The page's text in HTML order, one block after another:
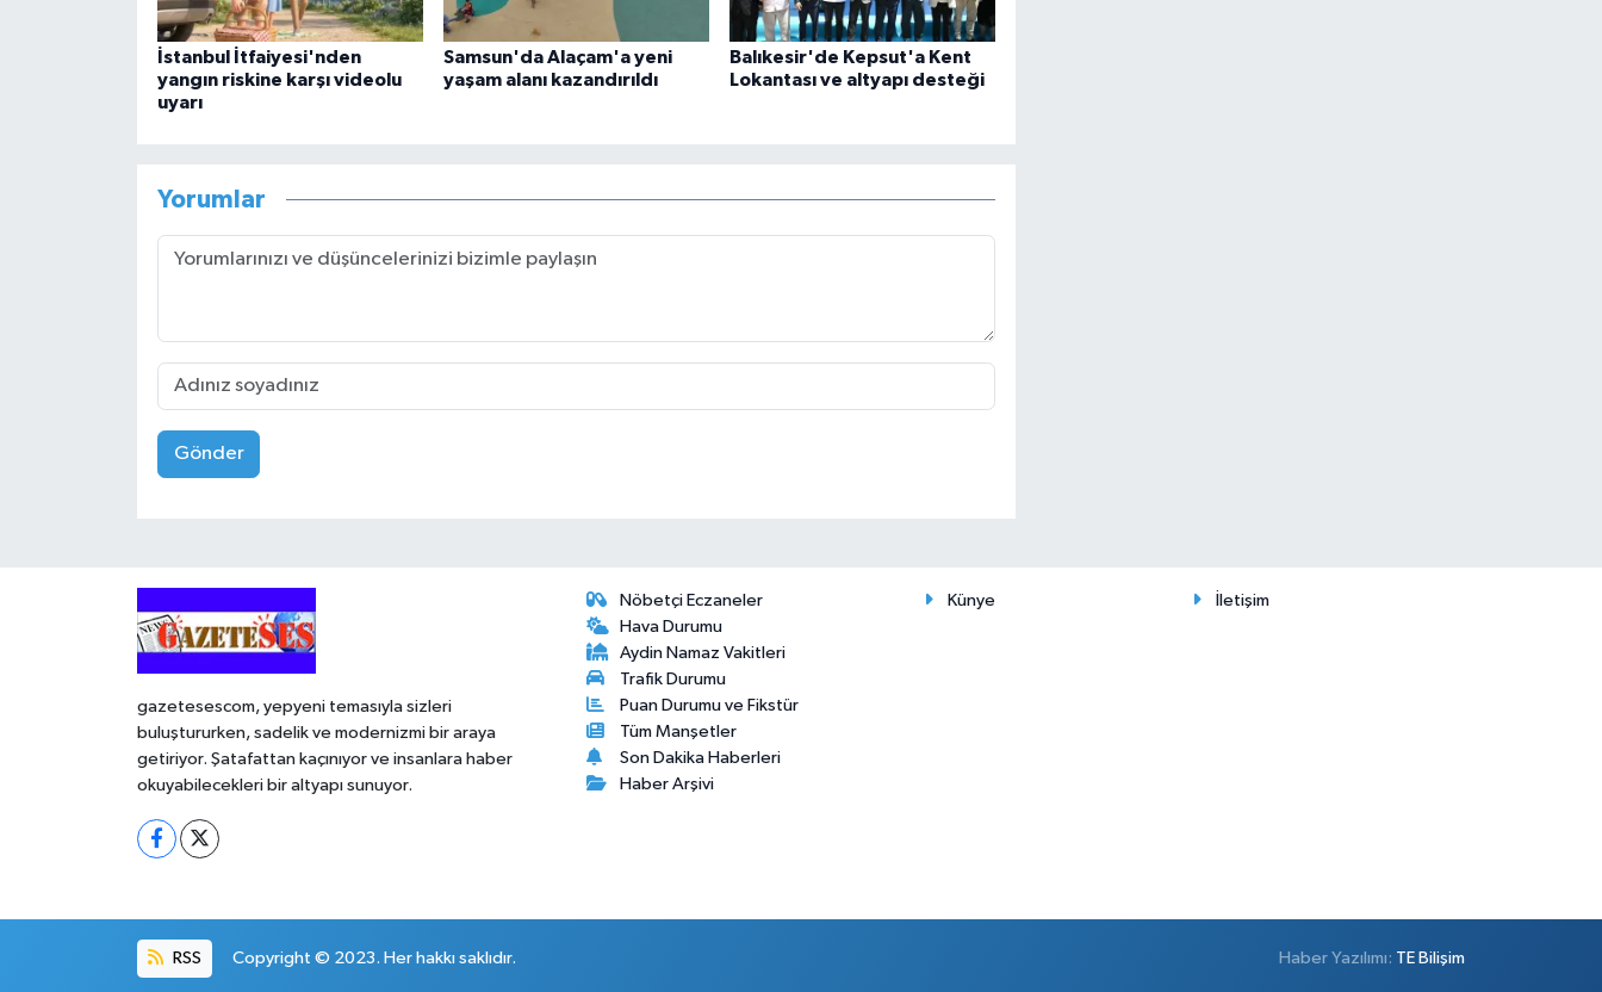
İstanbul İtfaiyesi'nden
yangın riskine karşı videolu
uyarı
Samsun'da Alaçam'a yeni
yaşam alanı kazandırıldı
Balıkesir'de Kepsut'a Kent
Lokantası ve altyapı desteği
Yorumlar
Gönder
gazetesescom, yepyeni temasıyla sizleri
buluştururken, sadelik ve modernizmi bir araya
getiriyor. Şatafattan kaçınıyor ve insanlara haber
okuyabilecekleri bir altyapı sunuyor.
Nöbetçi Eczaneler
Hava Durumu
Aydin Namaz Vakitleri
Trafik Durumu
Puan Durumu ve Fikstür
Tüm Manşetler
Son Dakika Haberleri
Haber Arşivi
Künye İletişim
RSS Copyright © 2023. Her hakkı saklıdır. Haber Yazılımı: TE Bilişim